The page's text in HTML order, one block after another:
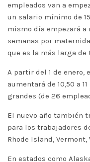
empleados van a
un salario mínimo de
mismo día empezará a
semanas por
que es la más larga de
A partir del 1 de
aumentará de 10,50 a
grandes (de 26
El nuevo año también
para los trabajadores
Rhode Island,
En estados como